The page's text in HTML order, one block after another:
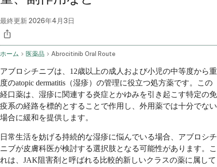
最終更新2026年4月3日
ホーム 医薬品 Abrocitinib Oral Route
アブロシチニブは、12歳以上の成人および小児の中等度から重
度のatopic dermatitis（湿疹）の管理に役立つ処方薬です。この
経口薬は、湿疹に関連する炎症とかゆみを引き起こす特定の免
疫系の経路を標的とすることで作用し、外用薬では十分でない
場合に緩和を提供します。
日常生活を妨げる持続的な湿疹に悩んでいる場合、アブロシチ
ニブが皮膚科医が検討する選択肢となる可能性があります。こ
れは、JAK阻害剤と呼ばれる比較的新しいクラスの薬に属して